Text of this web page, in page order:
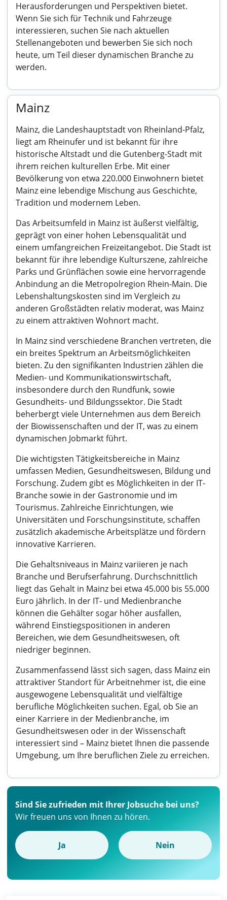
Herausforderungen und Perspektiven bietet.
Wenn Sie sich für Technik und Fahrzeuge
interessieren, suchen Sie nach aktuellen
Stellenangeboten und bewerben Sie sich noch
heute, um Teil dieser dynamischen Branche zu
werden.
Mainz
Mainz, die Landeshauptstadt von Rheinland-Pfalz,
liegt am Rheinufer und ist bekannt für ihre
historische Altstadt und die Gutenberg-Stadt mit
ihrem reichen kulturellen Erbe. Mit einer
Bevölkerung von etwa 220.000 Einwohnern bietet
Mainz eine lebendige Mischung aus Geschichte,
Tradition und modernem Leben.
Das Arbeitsumfeld in Mainz ist äußerst vielfältig,
geprägt von einer hohen Lebensqualität und
einem umfangreichen Freizeitangebot. Die Stadt ist
bekannt für ihre lebendige Kulturszene, zahlreiche
Parks und Grünflächen sowie eine hervorragende
Anbindung an die Metropolregion Rhein-Main. Die
Lebenshaltungskosten sind im Vergleich zu
anderen Großstädten relativ moderat, was Mainz
zu einem attraktiven Wohnort macht.
In Mainz sind verschiedene Branchen vertreten, die
ein breites Spektrum an Arbeitsmöglichkeiten
bieten. Zu den signifikanten Industrien zählen die
Medien- und Kommunikationswirtschaft,
insbesondere durch den Rundfunk, sowie
Gesundheits- und Bildungssektor. Die Stadt
beherbergt viele Unternehmen aus dem Bereich
der Biowissenschaften und der IT, was zu einem
dynamischen Jobmarkt führt.
Die wichtigsten Tätigkeitsbereiche in Mainz
umfassen Medien, Gesundheitswesen, Bildung und
Forschung. Zudem gibt es Möglichkeiten in der IT-
Branche sowie in der Gastronomie und im
Tourismus. Zahlreiche Einrichtungen, wie
Universitäten und Forschungsinstitute, schaffen
zusätzlich akademische Arbeitsplätze und fördern
innovative Karrieren.
Die Gehaltsniveaus in Mainz variieren je nach
Branche und Berufserfahrung. Durchschnittlich
liegt das Gehalt in Mainz bei etwa 45.000 bis 55.000
Euro jährlich. In der IT- und Medienbranche
können die Gehälter sogar höher ausfallen,
während Einstiegspositionen in anderen
Bereichen, wie dem Gesundheitswesen, oft
niedriger beginnen.
Zusammenfassend lässt sich sagen, dass Mainz ein
attraktiver Standort für Arbeitnehmer ist, die eine
ausgewogene Lebensqualität und vielfältige
berufliche Möglichkeiten suchen. Egal, ob Sie an
einer Karriere in der Medienbranche, im
Gesundheitswesen oder in der Wissenschaft
interessiert sind – Mainz bietet Ihnen die passende
Umgebung, um Ihre beruflichen Ziele zu erreichen.
Sind Sie zufrieden mit Ihrer Jobsuche bei uns?
Wir freuen uns von Ihnen zu hören.
Ja Nein